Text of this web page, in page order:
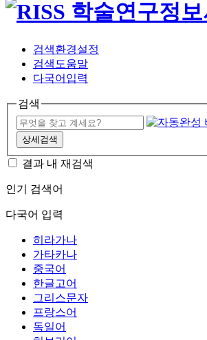
검색환경설정
검색도움말
다국어입력
검색
상세검색
결과 내 재검색
인기 검색어
다국어 입력
히라가나
가타카나
중국어
한글고어
그리스문자
프랑스어
독일어